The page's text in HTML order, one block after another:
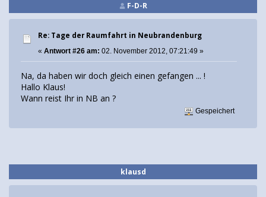
F-D-R
Re: Tage der Raumfahrt in Neubrandenburg
« Antwort #26 am: 02. November 2012, 07:21:49 »
Na, da haben wir doch gleich einen gefangen ... !
Hallo Klaus!
Wann reist Ihr in NB an ?
Gespeichert
klausd